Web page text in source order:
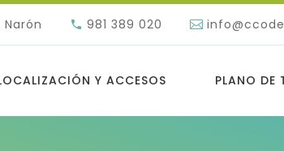
981 389 020
Y ACCESOS PLANO DE